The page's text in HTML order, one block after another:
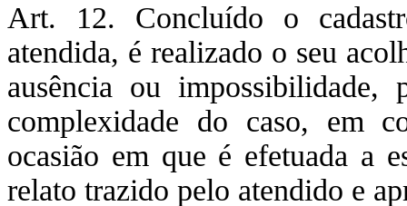
Art. 12. Concluído o
atendida, é realizado o seu
ausência ou
complexidade do caso, em
ocasião em que é efetuada a
relato trazido pelo atendido e